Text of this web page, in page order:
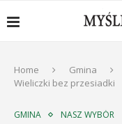
Home Gmina
Wieliczki bez przesiadki
GMINA NASZ WYBÓR